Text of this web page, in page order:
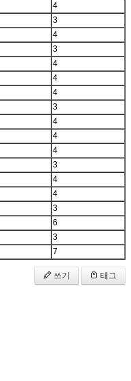
4
3
4
3
4
4
4
3
4
4
4
3
4
4
3
6
3
7
쓰기 태그